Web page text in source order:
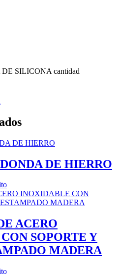
SILICONA cantidad
DE HIERRO
ACERO
SOPORTE Y
MADERA